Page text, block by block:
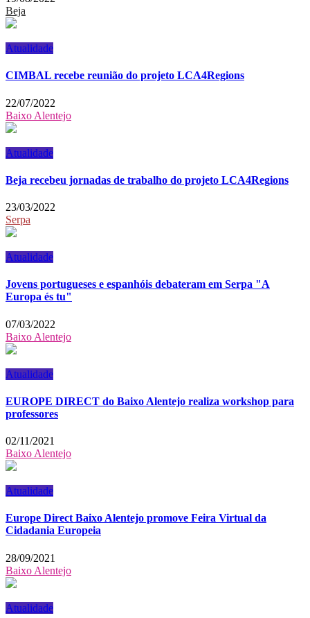
Beja
Atualidade
CIMBAL recebe reunião do projeto LCA4Regions
22/07/2022
Baixo Alentejo
Atualidade
Beja recebeu jornadas de trabalho do projeto LCA4Regions
23/03/2022
Serpa
Atualidade
Jovens portugueses e espanhóis debateram em Serpa "A
Europa és tu"
07/03/2022
Baixo Alentejo
Atualidade
EUROPE DIRECT do Baixo Alentejo realiza workshop para
professores
02/11/2021
Baixo Alentejo
Atualidade
Europe Direct Baixo Alentejo promove Feira Virtual da
Cidadania Europeia
28/09/2021
Baixo Alentejo
Atualidade